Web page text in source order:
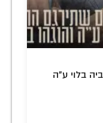
בלוי ע"ה